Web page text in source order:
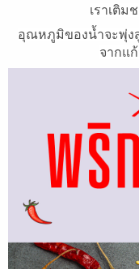
เราเติม
อุณหภูมิของน้ำจะพุ่ง
จากแ